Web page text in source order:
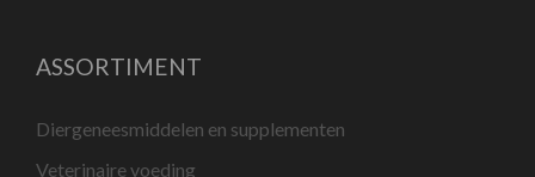
ASSORTIMENT
Diergeneesmiddelen en supplementen
Veterinaire voeding